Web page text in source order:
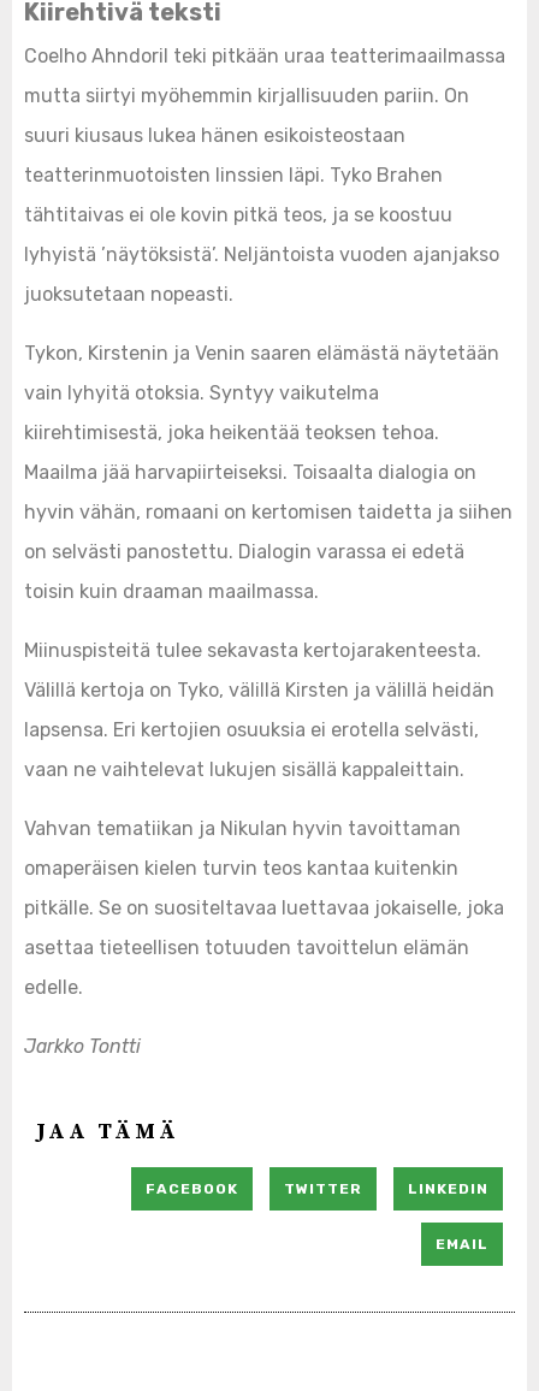
Kiirehtivä teksti
Coelho Ahndoril teki pitkään uraa teatterimaailmassa
mutta siirtyi myöhemmin kirjallisuuden pariin. On
suuri kiusaus lukea hänen esikoisteostaan
teatterinmuotoisten linssien läpi. Tyko Brahen
tähtitaivas ei ole kovin pitkä teos, ja se koostuu
lyhyistä ’näytöksistä’. Neljäntoista vuoden ajanjakso
juoksutetaan nopeasti.
Tykon, Kirstenin ja Venin saaren elämästä näytetään
vain lyhyitä otoksia. Syntyy vaikutelma
kiirehtimisestä, joka heikentää teoksen tehoa.
Maailma jää harvapiirteiseksi. Toisaalta dialogia on
hyvin vähän, romaani on kertomisen taidetta ja siihen
on selvästi panostettu. Dialogin varassa ei edetä
toisin kuin draaman maailmassa.
Miinuspisteitä tulee sekavasta kertojarakenteesta.
Välillä kertoja on Tyko, välillä Kirsten ja välillä heidän
lapsensa. Eri kertojien osuuksia ei erotella selvästi,
vaan ne vaihtelevat lukujen sisällä kappaleittain.
Vahvan tematiikan ja Nikulan hyvin tavoittaman
omaperäisen kielen turvin teos kantaa kuitenkin
pitkälle. Se on suositeltavaa luettavaa jokaiselle, joka
asettaa tieteellisen totuuden tavoittelun elämän
edelle.
Jarkko Tontti
JAA TÄMÄ
FACEBOOK TWITTER LINKEDIN
EMAIL